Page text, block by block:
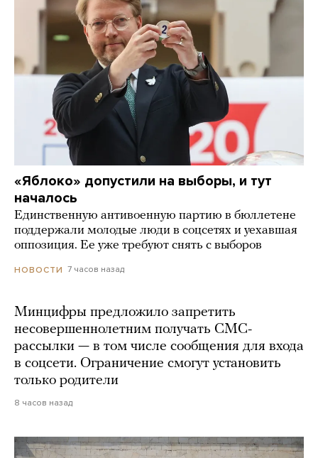
«Яблоко» допустили на выборы, и тут
началось
Единственную антивоенную партию в бюллетене
поддержали молодые люди в соцсетях и уехавшая
оппозиция. Ее уже требуют снять с выборов
НОВОСТИ 7 часов назад
Минцифры предложило запретить
несовершеннолетним получать СМС-
рассылки — в том числе сообщения для входа
в соцсети. Ограничение смогут установить
только родители
8 часов назад